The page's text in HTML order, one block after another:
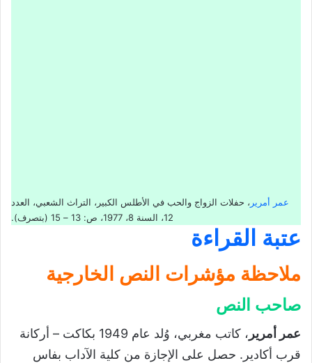
عمر أمرير ، حفلات الزواج والحب في الأطلس الكبير، التراث الشعبي، العدد
12، السنة 8، 1977، ص: 13 – 15 (بتصرف).
عتبة القراءة
ملاحظة مؤشرات النص الخارجية
صاحب النص
عمر أمرير
، كاتب مغربي، وُلد عام 1949 بكاكت – أركانة
قرب أكادير. حصل على الإجازة من كلية الآداب بفاس